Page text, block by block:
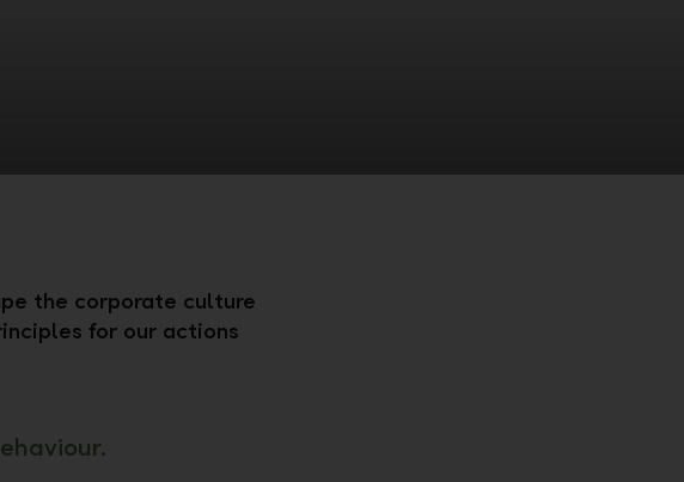
the corporate culture
for our actions